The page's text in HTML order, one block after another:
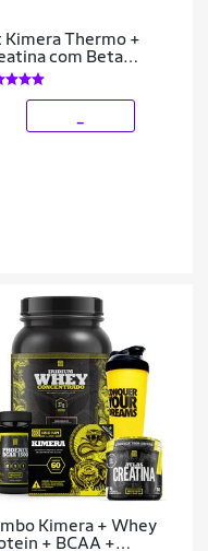
Kimera Thermo +
com Beta
- Iridium Labs
Kimera + Whey
+ BCAA +